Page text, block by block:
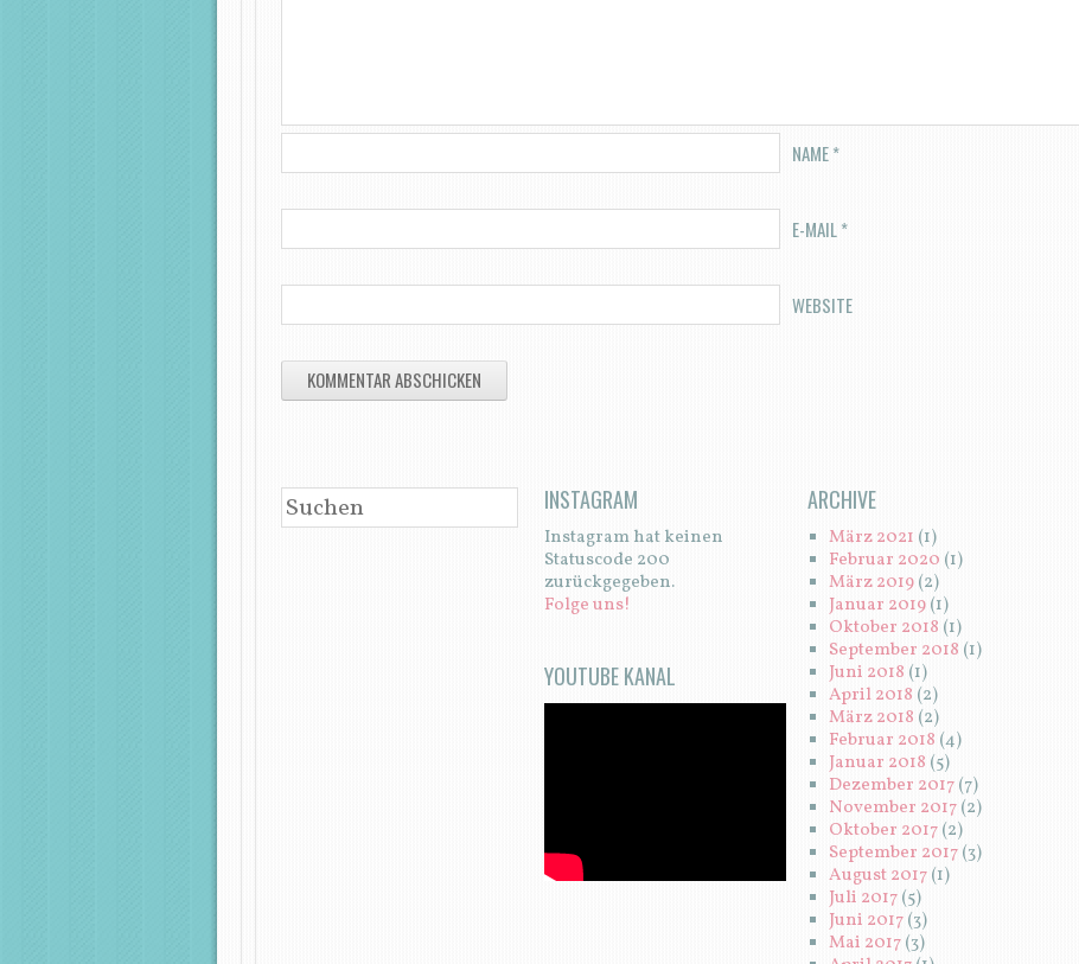
NAME*
E-MAIL*
WEBSITE
SUCHEN INSTAGRAM
Instagram hat keinen
Statuscode 200
zurückgegeben.
Folge uns!
YOUTUBE KANAL
ARCHIVE
März 2021 (1)
Februar 2020 (1)
März 2019(2)
Januar 2019(1)
Oktober 2018 (1)
September 2018 (1)
Juni 2018 (1)
April 2018 (2)
März 2018 (2)
Februar 2018 (4)
Januar 2018 (5)
Dezember 2017(7)
November 2017(2)
Oktober 2017(2)
September 2017(3)
August 2017(1)
Juli 2017(5)
Juni 2017(3)
Mai 2017(3)